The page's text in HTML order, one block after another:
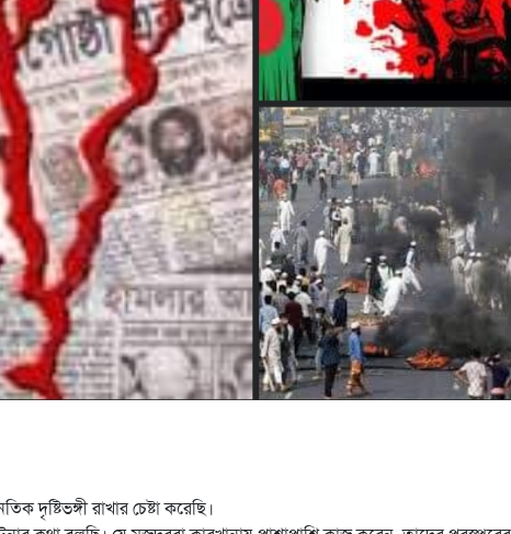
দৃষ্টিভঙ্গী রাখার চেষ্টা করেছি।